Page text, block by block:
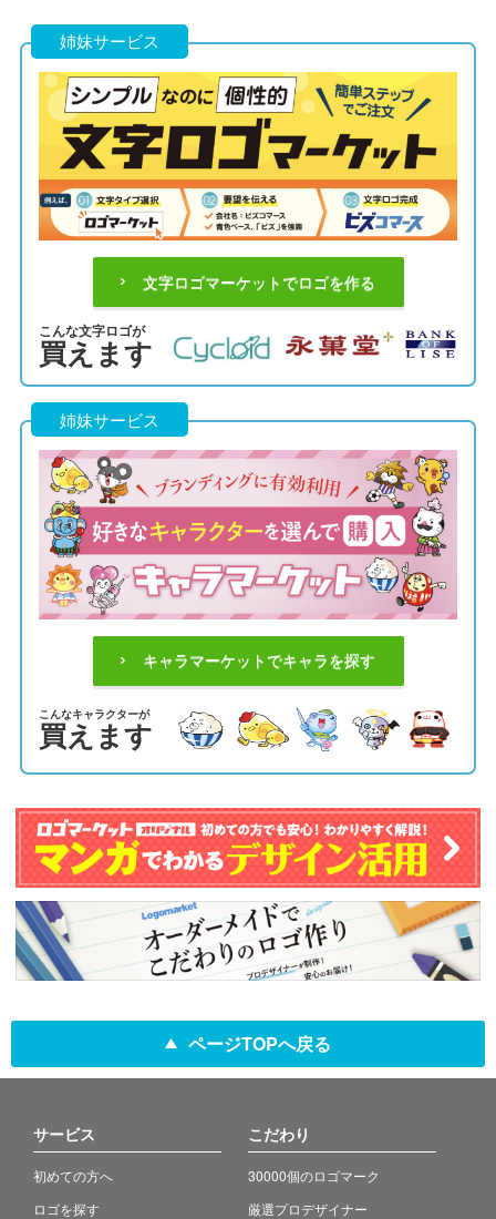
姉妹サービス
文字ロゴマーケットでロゴを作る
こんな文字ロゴが
買えます
姉妹サービス
キャラマーケットでキャラを探す
こんなキャラクターが
買えます
ページTOPへ戻る
サービス
初めての方へ
ロゴを探す
こだわり
30000個のロゴマーク
厳選プロデザイナー